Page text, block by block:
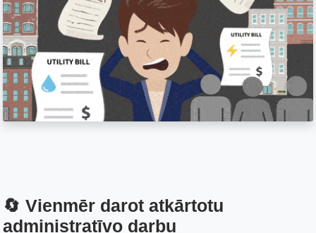
🔄 Vienmēr darot atkārtotu
administratīvo darbu